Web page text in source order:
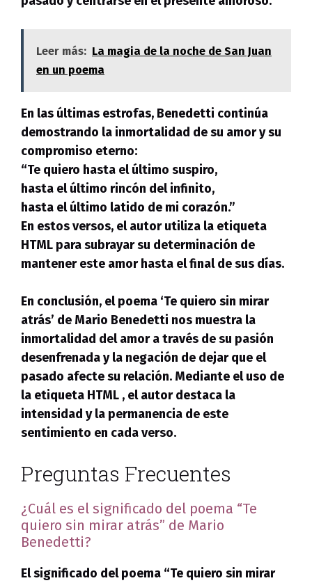
Leer más: La magia de la noche de San Juan
en un poema
En las últimas estrofas, Benedetti continúa
demostrando la inmortalidad de su amor y su
compromiso eterno:
“Te quiero hasta el último suspiro,
hasta el último rincón del infinito,
hasta el último latido de mi corazón.”
En estos versos, el autor utiliza la etiqueta
HTML para subrayar su determinación de
mantener este amor hasta el final de sus días.
En conclusión, el poema ‘Te quiero sin mirar
atrás’ de Mario Benedetti nos muestra la
inmortalidad del amor a través de su pasión
desenfrenada y la negación de dejar que el
pasado afecte su relación. Mediante el uso de
la etiqueta HTML , el autor destaca la
intensidad y la permanencia de este
sentimiento en cada verso.
Preguntas Frecuentes
¿Cuál es el significado del poema “Te
quiero sin mirar atrás” de Mario
Benedetti?
El significado del poema “Te quiero sin mirar